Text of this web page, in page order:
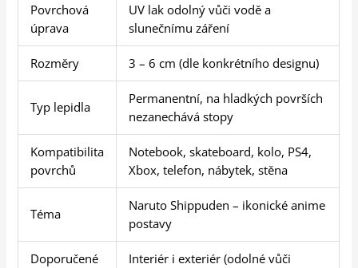
Povrchová
úprava
UV lak odolný vůči vodě a
slunečnímu záření
Rozměry 3 – 6 cm (dle konkrétního designu)
Typ lepidla
Permanentní, na hladkých površích
nezanechává stopy
Kompatibilita
povrchů
Notebook, skateboard, kolo, PS4,
Xbox, telefon, nábytek, stěna
Téma
Naruto Shippuden – ikonické anime
postavy
Doporučené
Interiér i exteriér (odolné vůči